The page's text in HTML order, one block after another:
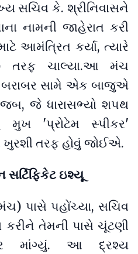
સચિવ કે. શ્રીનિવાસને
નામની જાહેરાત કરી
આમંત્રિત કર્યા, ત્યારે
તરફ ચાલ્યા.આ મંચ
બરાબર સામે એક બાજુએ
જે ધારાસભ્યો શપથ
'પ્રોટેમ સ્પીકર'
ખુરશી તરફ હોવું જોઈએ.
ઇશ્યૂ
પાસે પહોંચ્યા, સચિવ
કરીને તેમની પાસે ચૂંટણી
માંગ્યું. આ દ્રશ્ય